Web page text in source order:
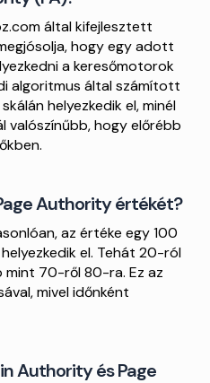
által kifejlesztett
hogy egy adott
a keresőmotorok
algoritmus által számított
helyezkedik el, minél
valószínűbb, hogy előrébb
Authority értékét?
az értéke egy 100
el. Tehát 20-ról
70-ről 80-ra. Ez az
mivel időnként
Authority és Page